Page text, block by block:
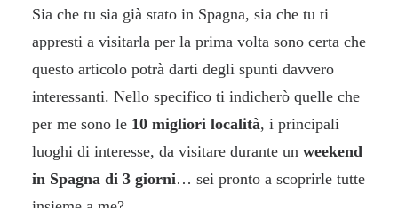
Sia che tu sia già stato in Spagna, sia che tu ti
appresti a visitarla per la prima volta sono certa che
questo articolo potrà darti degli spunti davvero
interessanti. Nello specifico ti indicherò quelle che
per me sono le 10 migliori località, i principali
luoghi di interesse, da visitare durante un weekend
in Spagna di 3 giorni… sei pronto a scoprirle tutte